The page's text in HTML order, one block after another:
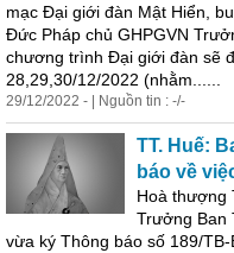
mạc Đại giới đàn Mật Hiển,
Đức Pháp chủ GHPGVN
chương trình Đại giới đàn sẽ
28,29,30/12/2022 (nhằm......
29/12/2022 - | Nguồn tin : -/-
TT. Huế:
báo về
Hoà thượng
Trưởng Ban
vừa ký Thông báo số 189/